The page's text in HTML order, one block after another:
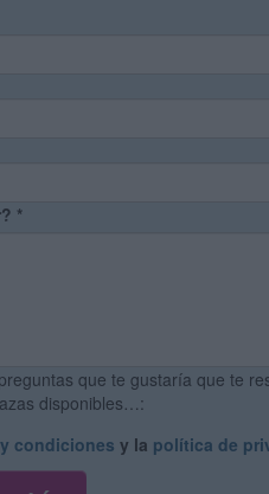
*
que te gustaría que te
disponibles…:
condiciones y la política de